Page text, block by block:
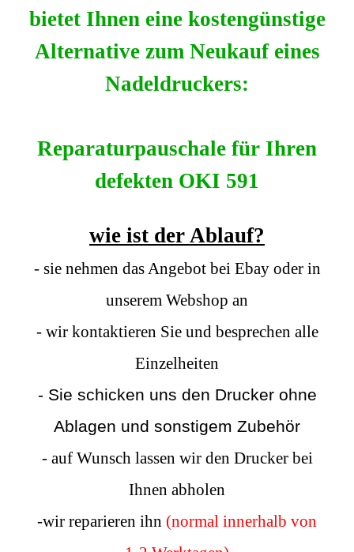
bietet Ihnen eine kostengünstige
Alternative zum Neukauf eines
Nadeldruckers:
Reparaturpauschale für Ihren
defekten OKI 591
wie ist der Ablauf?
- sie nehmen das Angebot bei Ebay oder in
unserem Webshop an
- wir kontaktieren Sie und besprechen alle
Einzelheiten
- Sie schicken uns den Drucker ohne
Ablagen und sonstigem Zubehör
- auf Wunsch lassen wir den Drucker bei
Ihnen abholen
-wir reparieren ihn (normal innerhalb von